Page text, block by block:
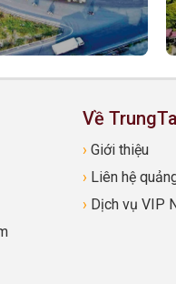
Về
› Giới thiệu
› Liên hệ
› Dịch vụ VIP